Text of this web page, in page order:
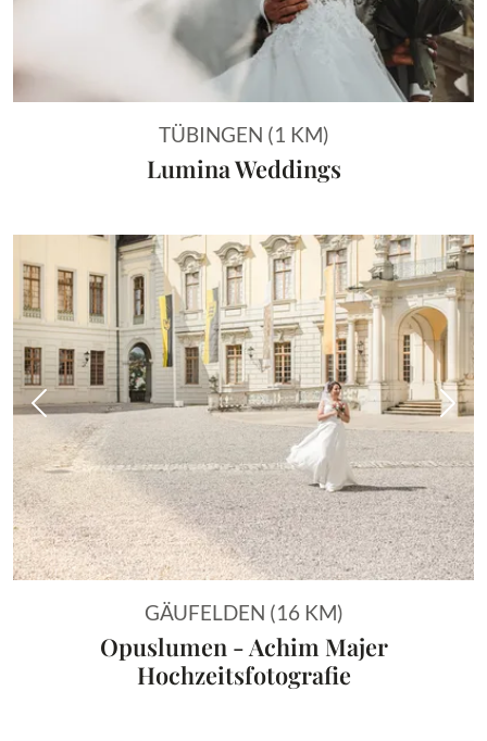
TÜBINGEN (1 KM)
Lumina Weddings
Vorheriges Bild
GÄUFELDEN (16 KM)
Opuslumen - Achim Majer
Hochzeitsfotografie